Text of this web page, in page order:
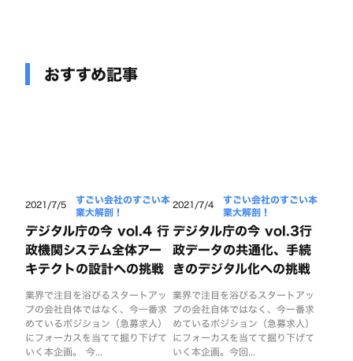
おすすめ記事
2021/7/5
すごい会社のすごい本
業大解剖！
デジタル庁の今 vol.4 行
政機関システム全体アー
キテクトの設計への挑戦
業界で注目を浴びるスタートアッ
プの会社自体ではなく、今一番求
めているポジション（急募求人）
にフォーカスを当てて掘り下げて
いく本企画。 今...
2021/7/4
すごい会社のすごい本
業大解剖！
デジタル庁の今 vol.3行
政データの共通化、手続
きのデジタル化への挑戦
業界で注目を浴びるスタートアッ
プの会社自体ではなく、今一番求
めているポジション（急募求人）
にフォーカスを当てて掘り下げて
いく本企画。今回...